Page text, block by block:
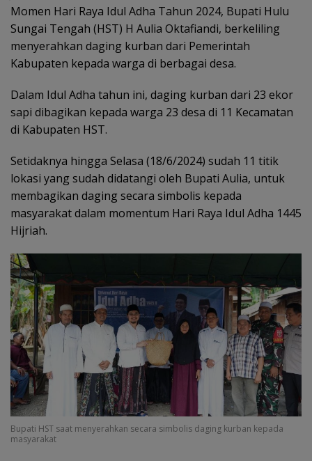
Momen Hari Raya Idul Adha Tahun 2024, Bupati Hulu
Sungai Tengah (HST) H Aulia Oktafiandi, berkeliling
menyerahkan daging kurban dari Pemerintah
Kabupaten kepada warga di berbagai desa.
Dalam Idul Adha tahun ini, daging kurban dari 23 ekor
sapi dibagikan kepada warga 23 desa di 11 Kecamatan
di Kabupaten HST.
Setidaknya hingga Selasa (18/6/2024) sudah 11 titik
lokasi yang sudah didatangi oleh Bupati Aulia, untuk
membagikan daging secara simbolis kepada
masyarakat dalam momentum Hari Raya Idul Adha 1445
Hijriah.
Bupati HST saat menyerahkan secara simbolis daging kurban kepada
masyarakat